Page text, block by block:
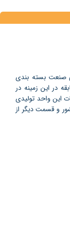
صنعت بسته بندی
با بیش از 24 سال سابقه در این زمینه در
آلات این واحد تولیدی
و قسمت دیگر از